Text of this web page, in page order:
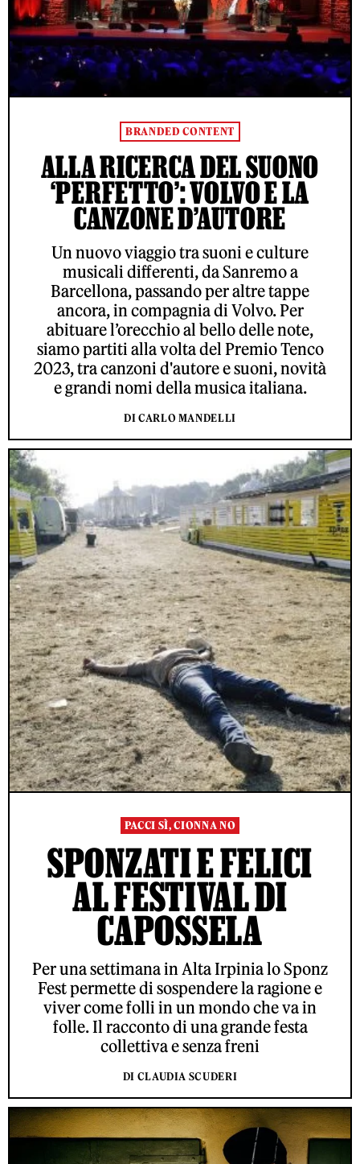
BRANDED CONTENT
ALLA RICERCA DEL SUONO
‘PERFETTO’: VOLVO E LA
CANZONE D’AUTORE
Un nuovo viaggio tra suoni e culture
musicali differenti, da Sanremo a
Barcellona, passando per altre tappe
ancora, in compagnia di Volvo. Per
abituare l’orecchio al bello delle note,
siamo partiti alla volta del Premio Tenco
2023, tra canzoni d'autore e suoni, novità
e grandi nomi della musica italiana.
DI CARLO MANDELLI
PACCI SÌ, CIONNA NO
SPONZATI E FELICI
AL FESTIVAL DI
CAPOSSELA
Per una settimana in Alta Irpinia lo Sponz
Fest permette di sospendere la ragione e
viver come folli in un mondo che va in
folle. Il racconto di una grande festa
collettiva e senza freni
DI CLAUDIA SCUDERI